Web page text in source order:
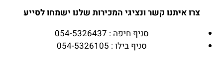
צרו איתנו קשר ונציגי המכירות שלנו ישמחו לסייע
סניף חיפה : 054-5326437
סניף בילו : 054-5326105